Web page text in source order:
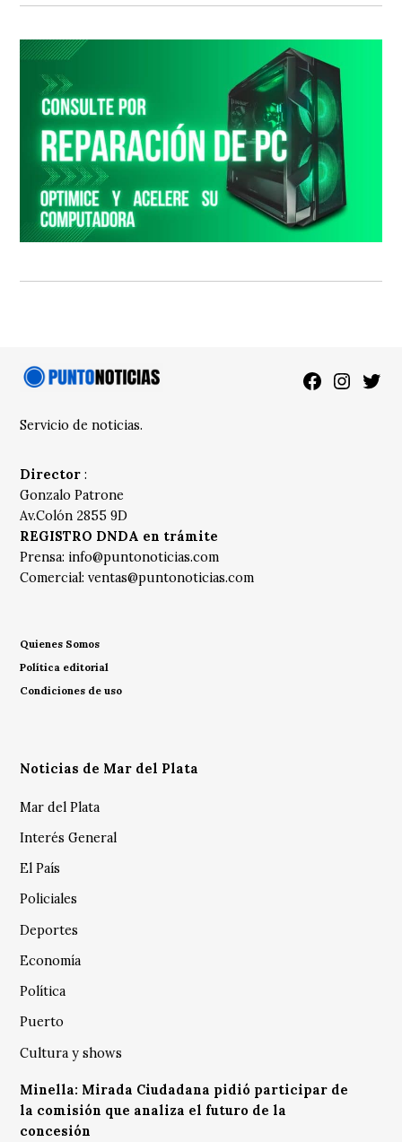
Facebook
Servicio de noticias.
Director :
Gonzalo Patrone
Av.Colón 2855 9D
REGISTRO DNDA en trámite
Prensa: info@puntonoticias.com
Comercial:ventas@puntonoticias.com
Quienes Somos
Política editorial
Condiciones de uso
Noticias de Mar del Plata
Mar del Plata
Interés General
El País
Policiales
Deportes
Economía
Política
Puerto
Cultura y shows
Minella: Mirada Ciudadana pidió participar de
la comisión que analiza el futuro de la
concesión